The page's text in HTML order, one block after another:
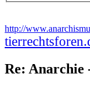
http://
Re: Anarchie